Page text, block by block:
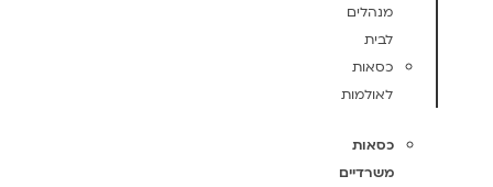
מנהלים
לבית
כסאות
לאולמות
כסאות
משרדיים